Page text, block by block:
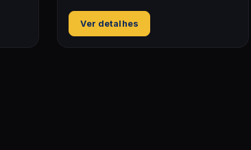
Ver detalhes